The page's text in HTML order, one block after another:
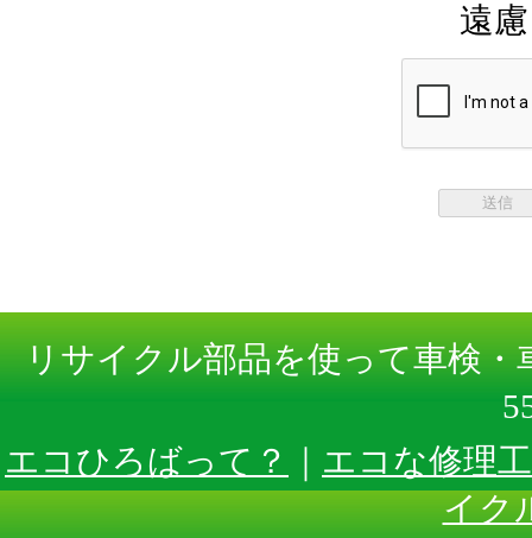
遠
リサイクル部品を使って車検
エコひろばって？
｜ エコな修理
イク